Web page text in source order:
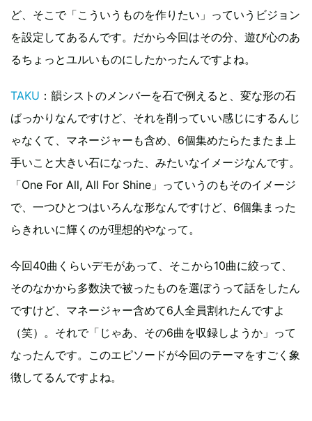
ど、そこで「こういうものを作りたい」っていうビジョン
を設定してあるんです。だから今回はその分、遊び心のあ
るちょっとユルいものにしたかったんですよね。
TAKU ：韻シストのメンバーを石で例えると、変な形の石
ばっかりなんですけど、それを削っていい感じにするんじ
ゃなくて、マネージャーも含め、6個集めたらたまたま上
手いこと大きい石になった、みたいなイメージなんです。
「One For All, All For Shine」っていうのもそのイメージ
で、一つひとつはいろんな形なんですけど、6個集まった
らきれいに輝くのが理想的やなって。
今回40曲くらいデモがあって、そこから10曲に絞って、
そのなかから多数決で被ったものを選ぼうって話をしたん
ですけど、マネージャー含めて6人全員割れたんですよ
（笑）。それで「じゃあ、その6曲を収録しようか」って
なったんです。このエピソードが今回のテーマをすごく象
徴してるんですよね。